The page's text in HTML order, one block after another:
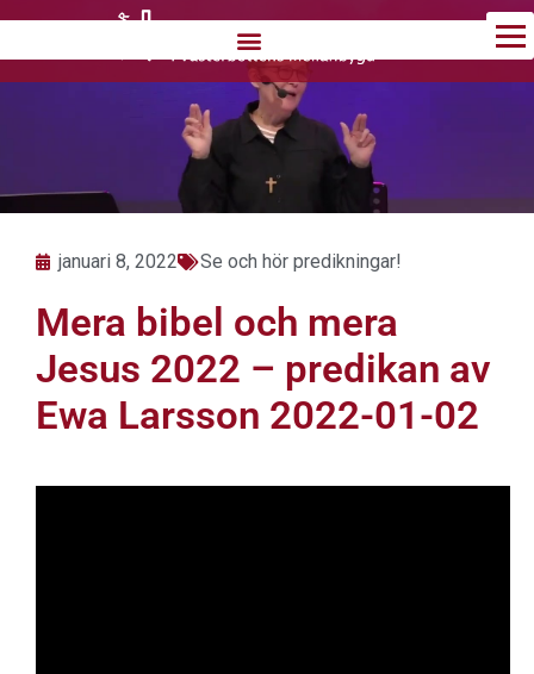
innehåll
januari 8, 2022 Se och hör predikningar!
Mera bibel och mera
Jesus 2022 – predikan av
Ewa Larsson 2022-01-02